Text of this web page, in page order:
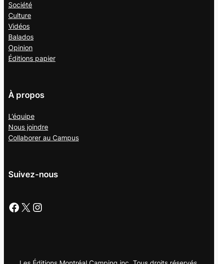
Société
Culture
Vidéos
Balados
Opinion
Éditions papier
À propos
L’équipe
Nous joindre
Collaborer au Campus
Suivez-nous
Facebook X Instagram